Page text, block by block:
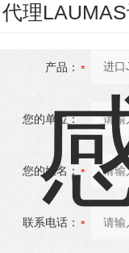
代理
产品：
您的单位：
您的姓名：
联系电话：